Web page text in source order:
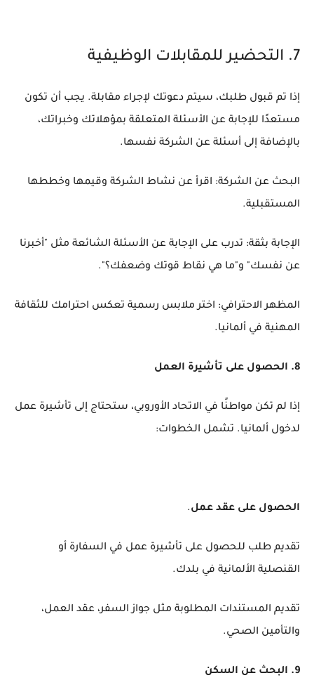
7. التحضير للمقابلات الوظيفية
إذا تم قبول طلبك، سيتم دعوتك لإجراء مقابلة. يجب أن تكون
مستعدًا للإجابة عن الأسئلة المتعلقة بمؤهلاتك وخبراتك،
بالإضافة إلى أسئلة عن الشركة نفسها.
البحث عن الشركة: اقرأ عن نشاط الشركة وقيمها وخططها
المستقبلية.
الإجابة بثقة: تدرب على الإجابة عن الأسئلة الشائعة مثل "أخبرنا
عن نفسك" و"ما هي نقاط قوتك وضعفك؟".
المظهر الاحترافي: اختر ملابس رسمية تعكس احترامك للثقافة
المهنية في ألمانيا.
8. الحصول على تأشيرة العمل
إذا لم تكن مواطنًا في الاتحاد الأوروبي، ستحتاج إلى تأشيرة عمل
لدخول ألمانيا. تشمل الخطوات:
الحصول على عقد عمل.
تقديم طلب للحصول على تأشيرة عمل في السفارة أو
القنصلية الألمانية في بلدك.
تقديم المستندات المطلوبة مثل جواز السفر، عقد العمل،
والتأمين الصحي.
9. البحث عن السكن